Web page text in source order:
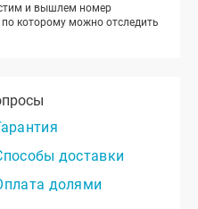
и вышлем номер
которому можно отследить
доставки
долями